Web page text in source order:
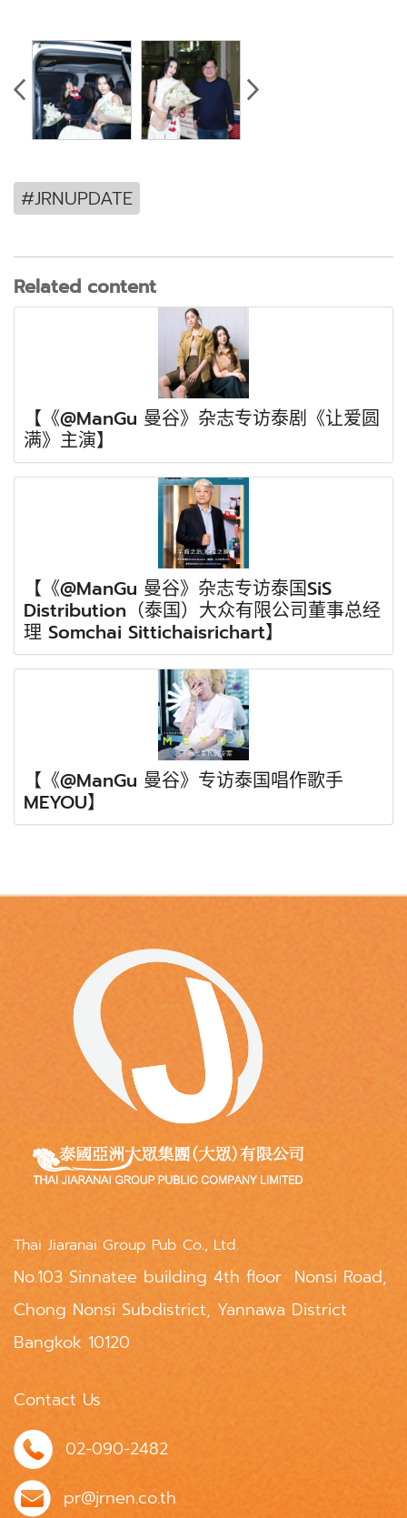
#JRNUPDATE
Related content
【《@ManGu 曼谷》杂志专访泰剧《让爱圆
满》主演】
【《@ManGu 曼谷》杂志专访泰国SiS
Distribution（泰国）大众有限公司董事总经
理 Somchai Sittichaisrichart】
【《@ManGu 曼谷》专访泰国唱作歌手
MEYOU】
Thai Jiaranai Group Pub Co., Ltd.
No.103 Sinnatee building 4th floor Nonsi Road,
Chong Nonsi Subdistrict, Yannawa District
Bangkok 10120
Contact Us
02-090-2482
pr@jrnen.co.th